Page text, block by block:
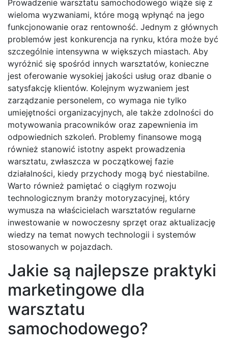
Prowadzenie warsztatu samochodowego wiąże się z
wieloma wyzwaniami, które mogą wpłynąć na jego
funkcjonowanie oraz rentowność. Jednym z głównych
problemów jest konkurencja na rynku, która może być
szczególnie intensywna w większych miastach. Aby
wyróżnić się spośród innych warsztatów, konieczne
jest oferowanie wysokiej jakości usług oraz dbanie o
satysfakcję klientów. Kolejnym wyzwaniem jest
zarządzanie personelem, co wymaga nie tylko
umiejętności organizacyjnych, ale także zdolności do
motywowania pracowników oraz zapewnienia im
odpowiednich szkoleń. Problemy finansowe mogą
również stanowić istotny aspekt prowadzenia
warsztatu, zwłaszcza w początkowej fazie
działalności, kiedy przychody mogą być niestabilne.
Warto również pamiętać o ciągłym rozwoju
technologicznym branży motoryzacyjnej, który
wymusza na właścicielach warsztatów regularne
inwestowanie w nowoczesny sprzęt oraz aktualizację
wiedzy na temat nowych technologii i systemów
stosowanych w pojazdach.
Jakie są najlepsze praktyki
marketingowe dla
warsztatu
samochodowego?